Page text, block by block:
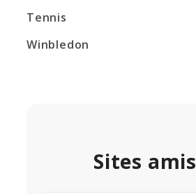
Tennis
Winbledon
Sites amis